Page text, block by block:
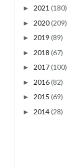
► 2021 (180)
► 2020(209)
► 2019 (89)
► 2018 (67)
► 2017(100)
► 2016(82)
► 2015 (69)
► 2014(28)